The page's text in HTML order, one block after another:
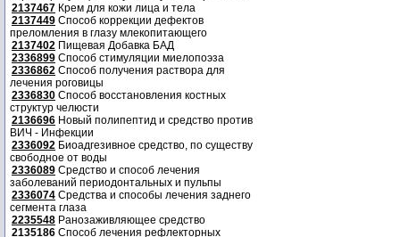
2137467 Крем для кожи лица и тела
2137449 Способ коррекции дефектов
преломления в глазу млекопитающего
2137402 Пищевая Добавка БАД
2336899 Способ стимуляции миелопоэза
2336862 Способ получения раствора для
лечения роговицы
2336830 Способ восстановления костных
структур челюсти
2136696 Новый полипептид и средство против
ВИЧ - Инфекции
2336092 Биоадгезивное средство, по существу
свободное от воды
2336089 Средство и способ лечения
заболеваний периодонтальных и пульпы
2336074 Средства и способы лечения заднего
сегмента глаза
2235548 Ранозаживляющее средство
2135186 Способ лечения рефлекторных